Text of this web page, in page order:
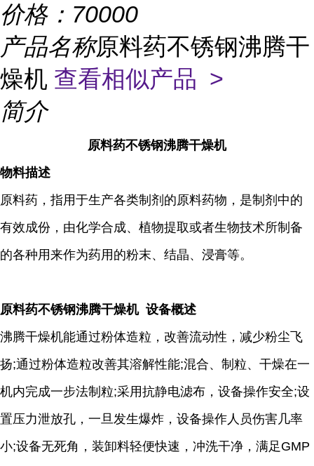
价格： 70000
产品名称原料药不锈钢沸腾干
燥机 查看相似产品 >
简介
原料药不锈钢沸腾干燥机
物料描述
原料药，指用于生产各类制剂的原料药物，是制剂中的
有效成份，由化学合成、植物提取或者生物技术所制备
的各种用来作为药用的粉末、结晶、浸膏等。
原料药不锈钢沸腾干燥机 设备概述
沸腾干燥机能通过粉体造粒，改善流动性，减少粉尘飞
扬;通过粉体造粒改善其溶解性能;混合、制粒、干燥在一
机内完成一步法制粒;采用抗静电滤布，设备操作安全;设
置压力泄放孔，一旦发生爆炸，设备操作人员伤害几率
小;设备无死角，装卸料轻便快速，冲洗干净，满足GMP